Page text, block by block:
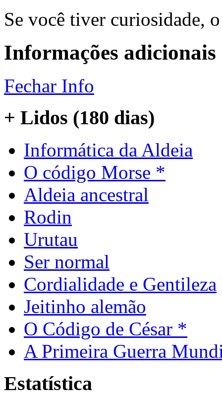
Se você tiver curiosidade,
Informações adicionais
Fechar Info
+ Lidos (180 dias)
Informática da Aldeia
O código Morse *
Aldeia ancestral
Rodin
Urutau
Ser normal
Cordialidade e Gentileza
Jeitinho alemão
O Código de César *
A Primeira Guerra
Estatística